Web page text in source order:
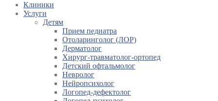
Клиники
Услуги
Детям
Прием педиатра
Отоларинголог (ЛОР)
Дерматолог
Хирург-травматолог-ортопед
Детский офтальмолог
Невролог
Нейропсихолог
Логопед-дефектолог